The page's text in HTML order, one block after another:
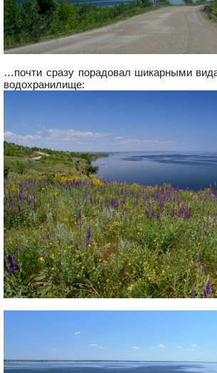
…почти сразу порадовал шикарными
водохранилище: